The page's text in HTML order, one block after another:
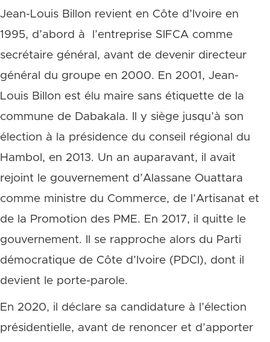
Jean-Louis Billon revient en Côte d’Ivoire en
1995, d’abord à l’entreprise SIFCA comme
secrétaire général, avant de devenir directeur
général du groupe en 2000. En 2001, Jean-
Louis Billon est élu maire sans étiquette de la
commune de Dabakala. Il y siège jusqu’à son
élection à la présidence du conseil régional du
Hambol, en 2013. Un an auparavant, il avait
rejoint le gouvernement d’Alassane Ouattara
comme ministre du Commerce, de l’Artisanat et
de la Promotion des PME. En 2017, il quitte le
gouvernement. Il se rapproche alors du Parti
démocratique de Côte d’Ivoire (PDCI), dont il
devient le porte-parole.
En 2020, il déclare sa candidature à l’élection
présidentielle, avant de renoncer et d’apporter